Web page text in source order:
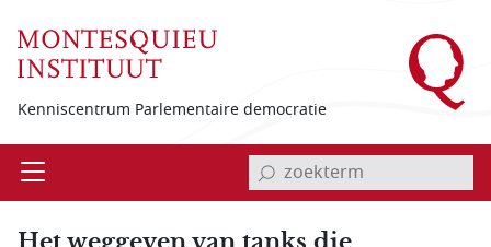
Kenniscentrum Parlementaire democratie
Open invoerveld zoekterm
Het weggeven van tanks die